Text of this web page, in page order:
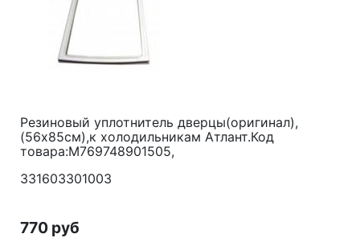
Резиновый уплотнитель дверцы(оригинал),
(56x85см),к холодильникам Атлант.Код
товара:M769748901505,
331603301003
770 руб